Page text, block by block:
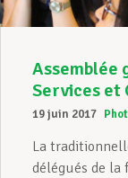
Assemblée
Services et
19 juin 2017
La
délégués de la